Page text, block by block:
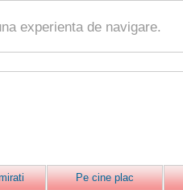
experienta de navigare.
Pe cine plac